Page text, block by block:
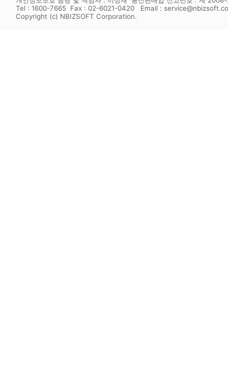
Tel : 1600-7665 Fax : 02-6021-0420 Email :
Copyright (c) NBIZSOFT Corporation.